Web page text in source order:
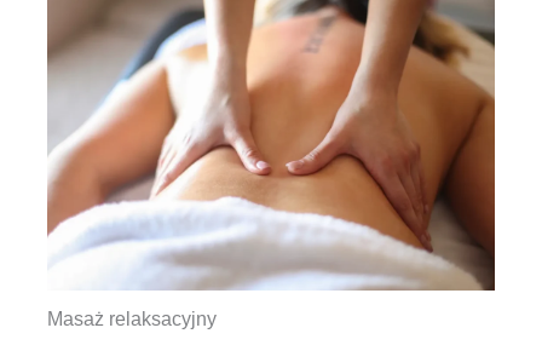
Masaż relaksacyjny